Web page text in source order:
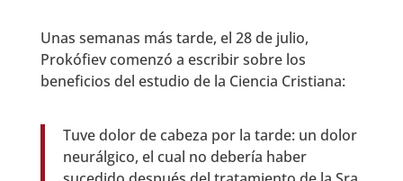
Unas semanas más tarde, el 28 de julio,
Prokófiev comenzó a escribir sobre los
beneficios del estudio de la Ciencia Cristiana:
Tuve dolor de cabeza por la tarde: un dolor
neurálgico, el cual no debería haber